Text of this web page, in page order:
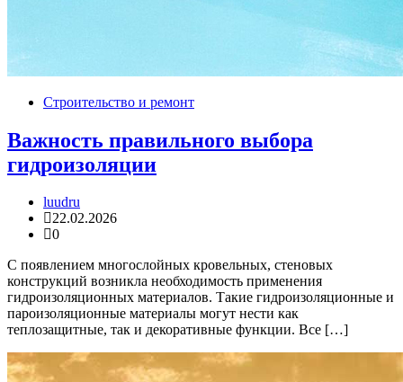
Строительство и ремонт
Важность правильного выбора
гидроизоляции
luudru
22.02.2026
0
С появлением многослойных кровельных, стеновых
конструкций возникла необходимость применения
гидроизоляционных материалов. Такие гидроизоляционные и
пароизоляционные материалы могут нести как
теплозащитные, так и декоративные функции. Все […]